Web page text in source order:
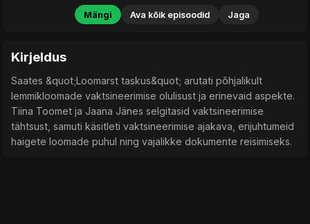
Mängi Ava kõik episoodid Jaga
Kirjeldus
Saates &quot;Loomarst taskus&quot; arutati põhjalikult
lemmikloomade vaktsineerimise olulisust ja erinevaid aspekte.
Tiina Toomet ja Jaana Jänes selgitasid vaktsineerimise
tähtsust, samuti käsitleti vaktsineerimise ajakava, erijuhtumeid
haigete loomade puhul ning vajalikke dokumente reisimiseks.